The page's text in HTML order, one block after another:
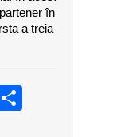
în
a treia